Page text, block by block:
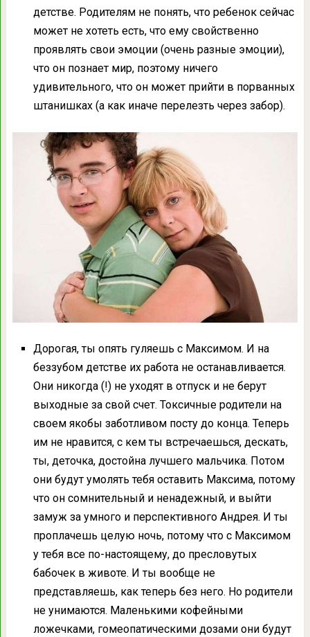
детстве. Родителям не понять, что ребенок сейчас
может не хотеть есть, что ему свойственно
проявлять свои эмоции (очень разные эмоции),
что он познает мир, поэтому ничего
удивительного, что он может прийти в порванных
штанишках (а как иначе перелезть через забор).
Дорогая, ты опять гуляешь с Максимом. И на
беззубом детстве их работа не останавливается.
Они никогда (!) не уходят в отпуск и не берут
выходные за свой счет. Токсичные родители на
своем якобы заботливом посту до конца. Теперь
им не нравится, с кем ты встречаешься, дескать,
ты, деточка, достойна лучшего мальчика. Потом
они будут умолять тебя оставить Максима, потому
что он сомнительный и ненадежный, и выйти
замуж за умного и перспективного Андрея. И ты
проплачешь целую ночь, потому что с Максимом
у тебя все по-настоящему, до пресловутых
бабочек в животе. И ты вообще не
представляешь, как теперь без него. Но родители
не унимаются. Маленькими кофейными
ложечками, гомеопатическими дозами они будут